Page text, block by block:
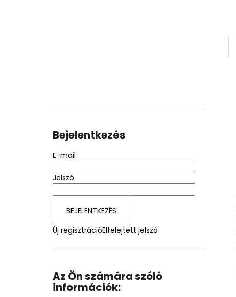
Bejelentkezés
E-mail
Jelszó
BEJELENTKEZÉS
Új regisztrációElfelejtett jelszó
Az Ön számára szóló
információk: